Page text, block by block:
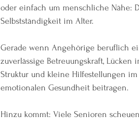
oder einfach um menschliche Nähe:
Selbstständigkeit im Alter.
Gerade wenn Angehörige beruflich
zuverlässige Betreuungskraft, Lücken
Struktur und kleine Hilfestellungen
emotionalen Gesundheit beitragen.
Hinzu kommt: Viele Senioren